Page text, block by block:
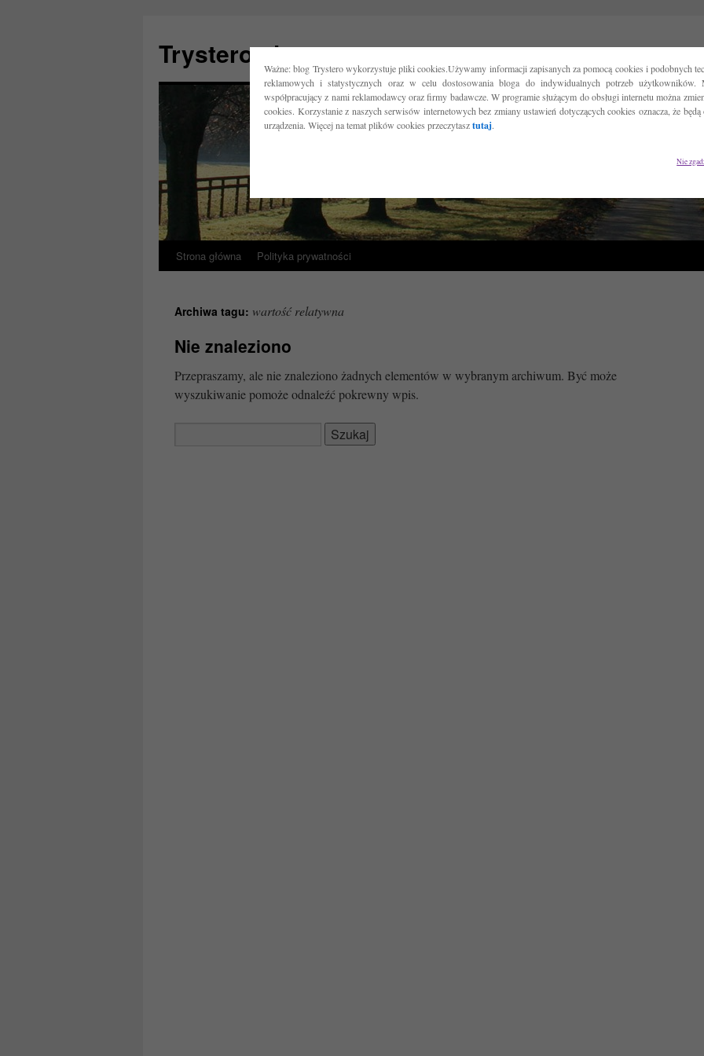
Ważne: blog Trystero wykorzystuje pliki cookies.Używamy informacji zapisanych za pomocą cookies i podobnych
reklamowych i statystycznych oraz w celu dostosowania bloga do indywidualnych potrzeb użytkowników.
współpracujący z nami reklamodawcy oraz firmy badawcze. W programie służącym do obsługi internetu można
cookies. Korzystanie z naszych serwisów internetowych bez zmiany ustawień dotyczących cookies oznacza, że będą
urządzenia. Więcej na temat plików cookies przeczytasztutaj.
Nie
Trystero.pl
Przejdź
treści
Strona główna Polityka prywatności
Archiwa tagu: wartość relatywna
Nie znaleziono
Przepraszamy, ale nie znaleziono żadnych elementów w wybranym archiwum. Być może
wyszukiwanie pomoże odnaleźć pokrewny wpis.